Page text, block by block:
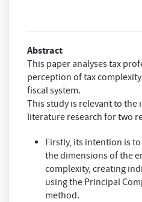
Abstract
This paper analyses tax
perception of tax
fiscal system.
This study is relevant to
literature research for two
Firstly, its intention is
the dimensions of the
complexity, creating
using the Principal
method.